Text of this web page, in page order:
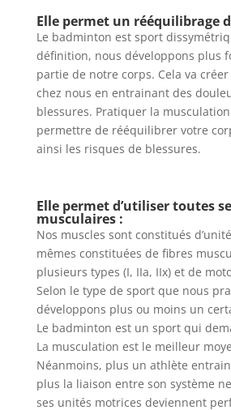
Elle permet un rééquilibrage
Le badminton est sport
définition, nous développons plus
partie de notre corps. Cela va
chez nous en entrainant des
blessures. Pratiquer la
permettre de rééquilibrer votre
ainsi les risques de blessures.
Elle permet d’utiliser toutes
musculaires :
Nos muscles sont constitués
mêmes constituées de fibres
plusieurs types (I, IIa, IIx) et de
Selon le type de sport que nous
développons plus ou moins un
Le badminton est un sport qui
La musculation est le meilleur
Néanmoins, plus un athlète
plus la liaison entre son système
ses unités motrices deviennent